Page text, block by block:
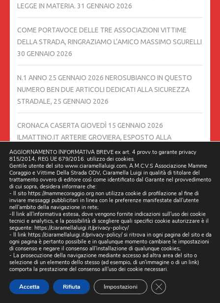
LEGGE IN MATERIA. 31 GENNAIO 2026
COME PORTAVOCE DELLE TRE ASSOCIAZIONI VITTIME
DELLA STRADA, RINGRAZIAMO L’AMICO MASSIMO SGURELLI
30 GENNAIO 2026
N.1 ANNO 25 GENNAIO 2026 NEROSUBIANCO IN QUESTO
NUMERO BEN DUE ARTICOLI DEDICATI ALLA SICUREZZA
STRADALE, 25 GENNAIO 2026
CRONACA CASERTA GIOVEDÌ 15 GENNAIO 2026
ILMATTINO.IT ARTERIE GROVIERA, ESPOSTO ALLA
PREFETTA22 GENNAIO 2026
IL COMANDANTE DEI VIGILI URBANI HA UNA
RESPONSABILITÀ DI VIGILARE SULLE BUCHE STRADALI.
GENNAIO 2026
𝐔𝐧 𝐦𝐞𝐬𝐬𝐚𝐠𝐠𝐢𝐨 𝐜𝐡𝐞 𝐯𝐚 𝐨𝐥𝐭𝐫𝐞 𝐢𝐥 𝐍𝐚𝐭𝐚𝐥𝐞, 𝐮𝐧 𝐢𝐦𝐩𝐞𝐠𝐧𝐨 𝐜𝐡𝐞 𝐜𝐨𝐧𝐭𝐢𝐧𝐮𝐚
𝐭𝐮𝐭𝐭𝐨 𝐥’𝐚𝐧𝐧𝐨 18 GENNAIO 2026
RINGRAZIAMO CITTÀ METROPOLITANA PER AVERCI RESO
PARTECIPI ASSIEME A TANTE ALTRE REALTÀ, COME
ASSOCIAZIONE MAMME CORAGGIO E VITTIME DELLA
STRADA…….17 GENNAIO 2026
AGGIORNAMENTO INFORMATIVA BREVE ex art. 4 provv.to garante privacy
815/2014, REG UE 679/2016. utilizzo dei cookies.
Gentile utente del sito www.ciaramellaluigi.com, A.M.C.V.S Associazione Mamme
Coraggio e Vittime Della Strada ODV, Ciaramella Luigi in qualità di titolare del
trattamento ovvero di editore così come identificato dal Garante nel provvedimento
di cui sopra, desidera informare che:
- Il sito https://mammecoraggio.org non utilizza cookie di profilazione al fine di
inviare messaggi pubblicitari in linea con le preferenze manifestate dall'utente
nell'ambito della navigazione in rete;
-Il link all'informativa estesa, dove vengono fornite indicazioni sull'uso dei cookie
tecnici e analytics, e la possibilità di scegliere quali specifici cookie autorizzare è il
seguente: https://ciaramellaluigi.it/privacy-policy/
- Il link https://ciaramellaluigi.it/privacy-policy/si ritrova in ogni pagina del sito e da
ogni pagina è pertanto possibile e in qualunque momento cambiare le impostazioni
di consenso e negare il consenso all'installazione di qualunque cookies;
- La prosecuzione della navigazione mediante accesso ad altra area del sito o
selezione di un elemento dello stesso (ad esempio, di un'immagine o di un link)
comporta la prestazione del consenso all'uso dei cookie necessari.
Accetta Rifiuta Impostazioni CLOSE GDPR